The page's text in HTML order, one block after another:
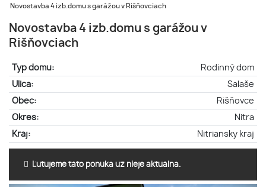
Novostavba 4 izb.domu s garážou v Rišňovciach
Novostavba 4 izb.domu s garážou v
Rišňovciach
Typ domu:
Rodinný dom
Ulica:
Salaše
Obec:
Rišňovce
Okres:
Nitra
Kraj:
Nitriansky kraj
Ľutujeme táto ponuka už nieje aktuálna.